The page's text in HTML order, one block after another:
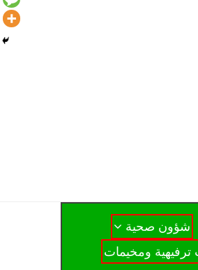
شؤون صحية
ومخيمات